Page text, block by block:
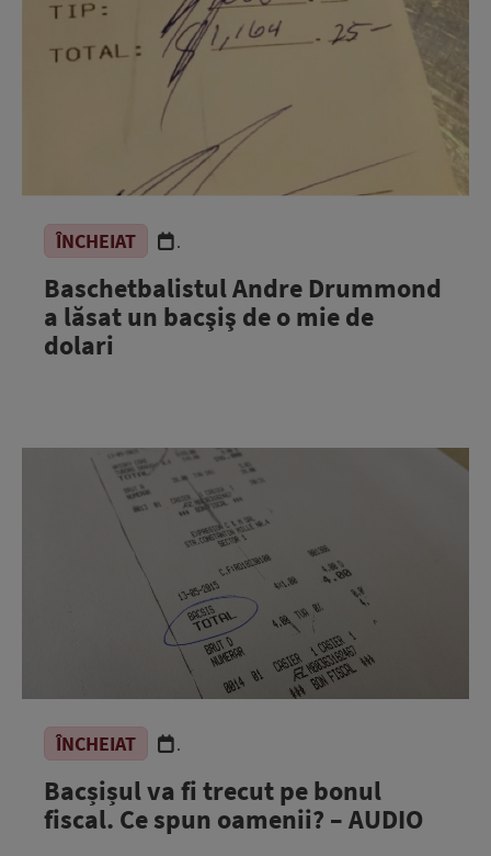
ÎNCHEIAT .
Baschetbalistul Andre Drummond
a lăsat un bacşiş de o mie de
dolari
ÎNCHEIAT .
Bacșișul va fi trecut pe bonul
fiscal. Ce spun oamenii? – AUDIO